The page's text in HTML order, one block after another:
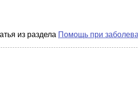
из раздела Помощь при